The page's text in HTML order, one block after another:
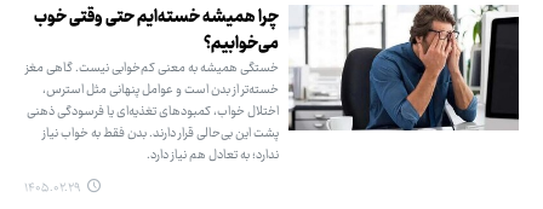
چرا همیشه خسته‌ایم حتی وقتی خوب
می‌خوابیم؟
خستگی همیشه به معنی کم‌خوابی نیست. گاهی مغز
خسته‌تر از بدن است و عوامل پنهانی مثل استرس،
اختلال خواب، کمبودهای تغذیه‌ای یا فرسودگی ذهنی
پشت این بی‌حالی قرار دارند. بدن فقط به خواب نیاز
ندارد؛ به تعادل هم نیاز دارد.
۱۴۰۵.۰۲.۲۹